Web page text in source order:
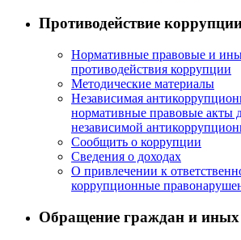
Противодействие
Нормативные правовые и
противодействия коррупции
Методические материалы
Независимая
нормативные правовые акты
независимой
Сообщить о коррупции
Сведения о доходах
О привлечении к
коррупционные
Обращение граждан и